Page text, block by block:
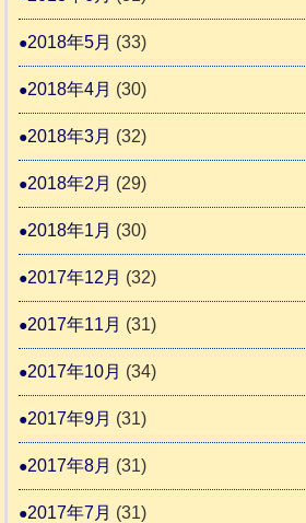
2018年5月 (33)
2018年4月 (30)
2018年3月 (32)
2018年2月 (29)
2018年1月 (30)
2017年12月 (32)
2017年11月 (31)
2017年10月 (34)
2017年9月 (31)
2017年8月 (31)
2017年7月 (31)